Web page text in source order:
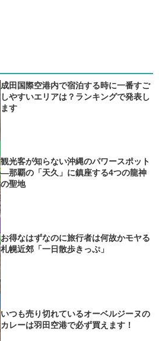
成田国際空港内で宿泊する時に一番すご
しやすいエリアは？ランキングで発表し
ます
観光客が知らない沖縄のパワースポット
―那覇の「天久」に鎮座する4つの龍神
の聖地
お得なはずなのに旅行者は何故かモヤる
札幌近郊「一日散歩きっぷ」
いつも売り切れているオーベルジーヌの
カレーは羽田空港で必ず買えます！